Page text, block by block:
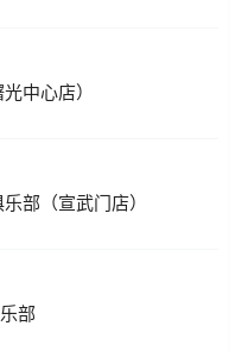
中心店）
部（宣武门店）
部